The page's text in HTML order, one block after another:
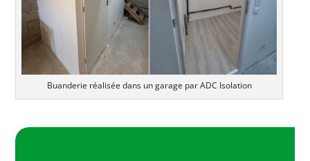
Buanderie réalisée dans un garage par ADC Isolation